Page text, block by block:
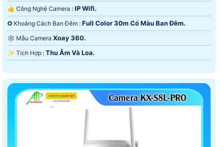
👍 Công Nghệ Camera : IP Wifi.
✪ Khoảng Cách Ban Đêm : Full Color 30m Có Màu Ban Ðêm.
🕸️ Mẫu Camera Xoay 360.
️✨ Tích Hợp : Thu Âm Và Loa.